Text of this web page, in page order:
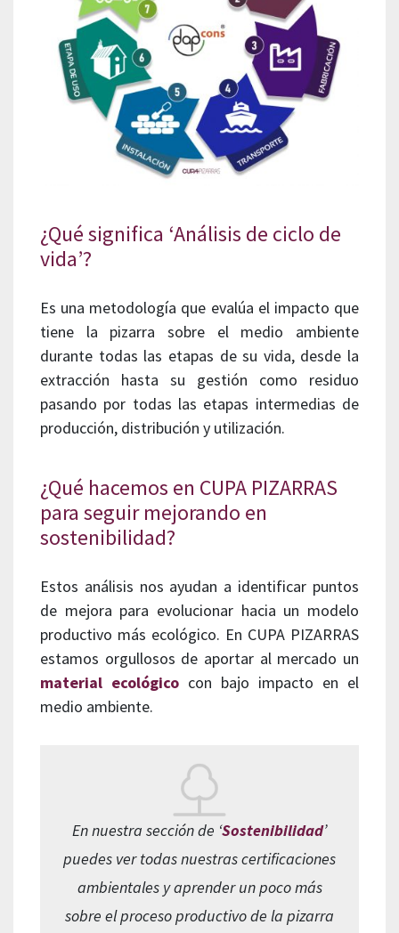
¿Qué significa ‘Análisis de ciclo de
vida’?
Es una metodología que evalúa el impacto que
tiene la pizarra sobre el medio ambiente
durante todas las etapas de su vida, desde la
extracción hasta su gestión como residuo
pasando por todas las etapas intermedias de
producción, distribución y utilización.
¿Qué hacemos en CUPA PIZARRAS
para seguir mejorando en
sostenibilidad?
Estos análisis nos ayudan a identificar puntos
de mejora para evolucionar hacia un modelo
productivo más ecológico. En CUPA PIZARRAS
estamos orgullosos de aportar al mercado un
material ecológico con bajo impacto en el
medio ambiente.
En nuestra sección de ‘Sostenibilidad’
puedes ver todas nuestras certificaciones
ambientales y aprender un poco más
sobre el proceso productivo de la pizarra